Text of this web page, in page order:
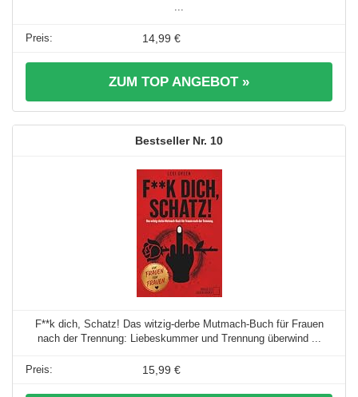
...
14,99 €
ZUM TOP ANGEBOT »
10
F**k dich, Schatz! Das witzig-derbe Mutmach-Buch für Frauen
nach der Trennung: Liebeskummer und Trennung überwind ...
15,99 €